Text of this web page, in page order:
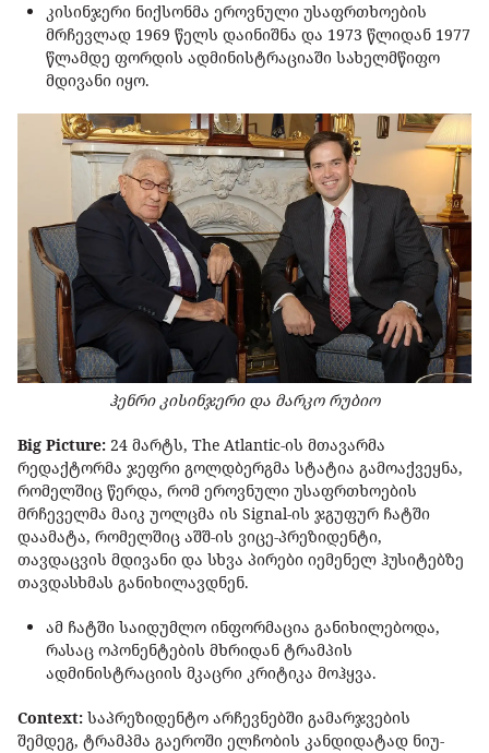
კისინჯერი ნიქსონმა ეროვნული უსაფრთხოების
მრჩევლად 1969 წელს დაინიშნა და 1973 წლიდან 1977
წლამდე ფორდის ადმინისტრაციაში სახელმწიფო
მდივანი იყო.
ჰენრი კისინჯერი და მარკო რუბიო
Big Picture: 24 მარტს, The Atlantic-ის მთავარმა
რედაქტორმა ჯეფრი გოლდბერგმა სტატია გამოაქვეყნა,
რომელშიც წერდა, რომ ეროვნული უსაფრთხოების
მრჩეველმა მაიკ უოლცმა ის Signal-ის ჯგუფურ ჩატში
დაამატა, რომელშიც აშშ-ის ვიცე-პრეზიდენტი,
თავდაცვის მდივანი და სხვა პირები იემენელ ჰუსიტებზე
თავდასხმას განიხილავდნენ.
ამ ჩატში საიდუმლო ინფორმაცია განიხილებოდა,
რასაც ოპონენტების მხრიდან ტრამპის
ადმინისტრაციის მკაცრი კრიტიკა მოჰყვა.
Context: საპრეზიდენტო არჩევნებში გამარჯვების
შემდეგ, ტრამპმა გაეროში ელჩობის კანდიდატად ნიუ-